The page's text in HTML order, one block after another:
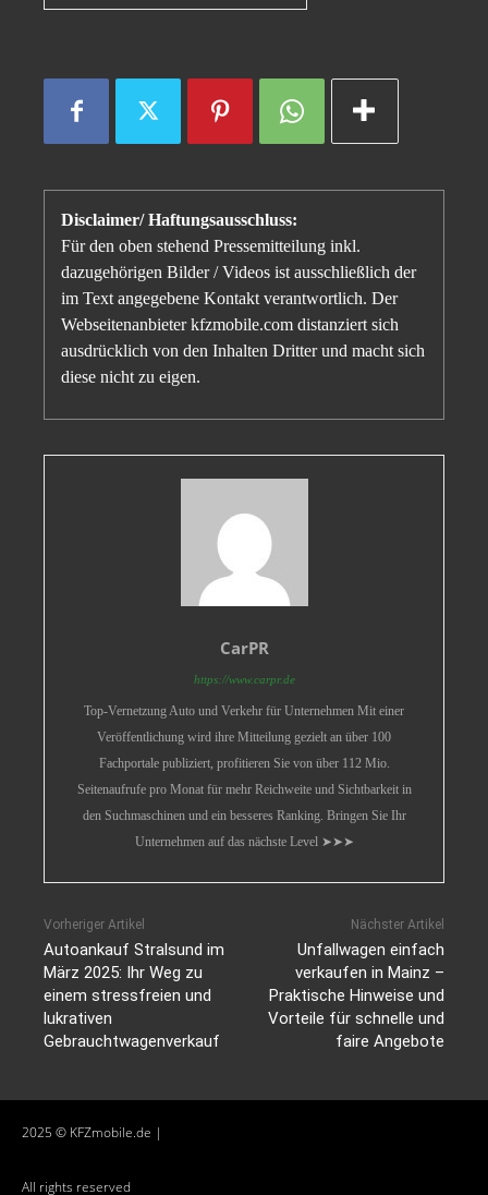
Disclaimer/ Haftungsausschluss:
Für den oben stehend Pressemitteilung inkl.
dazugehörigen Bilder / Videos ist ausschließlich der
im Text angegebene Kontakt verantwortlich. Der
Webseitenanbieter kfzmobile.com distanziert sich
ausdrücklich von den Inhalten Dritter und macht sich
diese nicht zu eigen.
CarPR
https://www.carpr.de
Top-Vernetzung Auto und Verkehr für Unternehmen Mit einer
Veröffentlichung wird ihre Mitteilung gezielt an über 100
Fachportale publiziert, profitieren Sie von über 112 Mio.
Seitenaufrufe pro Monat für mehr Reichweite und Sichtbarkeit in
den Suchmaschinen und ein besseres Ranking. Bringen Sie Ihr
Unternehmen auf das nächste Level ➤➤➤
Vorheriger Artikel
Autoankauf Stralsund im
März 2025: Ihr Weg zu
einem stressfreien und
lukrativen
Gebrauchtwagenverkauf
Nächster Artikel
Unfallwagen einfach
verkaufen in Mainz –
Praktische Hinweise und
Vorteile für schnelle und
faire Angebote
2025 © KFZmobile.de |
All rights reserved